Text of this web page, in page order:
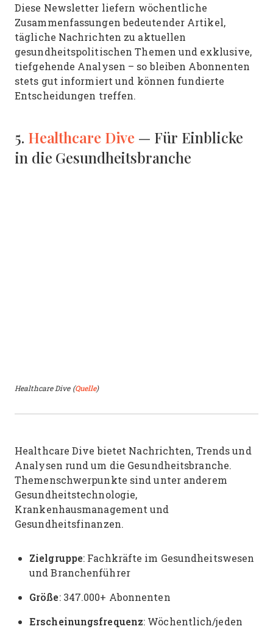
Diese Newsletter liefern wöchentliche
Zusammenfassungen bedeutender Artikel,
tägliche Nachrichten zu aktuellen
gesundheitspolitischen Themen und exklusive,
tiefgehende Analysen – so bleiben Abonnenten
stets gut informiert und können fundierte
Entscheidungen treffen.
5. Healthcare Dive — Für Einblicke
in die Gesundheitsbranche
Healthcare Dive (Quelle)
Healthcare Dive bietet Nachrichten, Trends und
Analysen rund um die Gesundheitsbranche.
Themenschwerpunkte sind unter anderem
Gesundheitstechnologie,
Krankenhausmanagement und
Gesundheitsfinanzen.
Zielgruppe: Fachkräfte im Gesundheitswesen
und Branchenführer
Größe: 347.000+ Abonnenten
Erscheinungsfrequenz: Wöchentlich/jeden